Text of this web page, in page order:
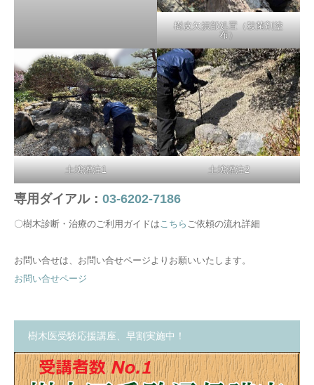
樹皮欠損部処置（殺菌剤塗
布）
土壌灌注1 土壌灌注2
専用ダイアル： 03-6202-7186
〇樹木診断・治療のご利用ガイドはこちら ご依頼の流れ詳細
お問い合せは、お問い合せページよりお願いいたします。
お問い合せページ
樹木医受験応援講座、早割実施中！